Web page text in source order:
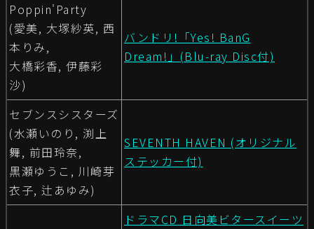
Poppin'Party
(愛美, 大塚紗英, 西
本りみ,
大橋彩香, 伊藤彩
沙)
バンドリ!「Yes! BanG
Dream!」(Blu-ray Disc付)
セブンスシスターズ
(水瀬いのり, 渕上
舞, 前田玲奈,
黒瀬ゆうこ, 川崎芽
衣子, 辻あゆみ)
SEVENTH HAVEN (オリジナル
ステッカー付)
ドラマCD 日向美ビタースイーツ